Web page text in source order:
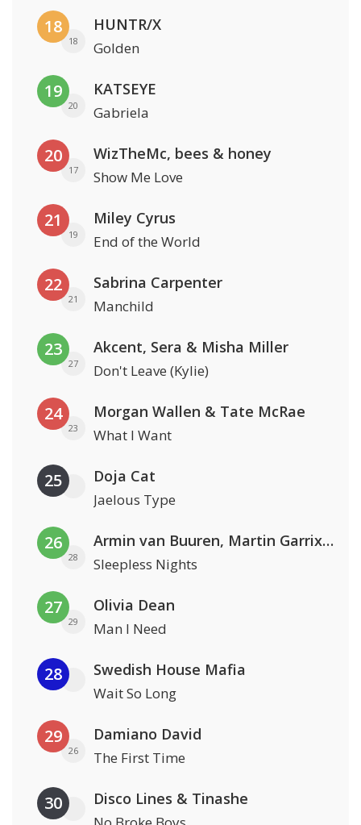
18
18
HUNTR/X
Golden
19
20
KATSEYE
Gabriela
20
17
WizTheMc, bees & honey
Show Me Love
21
19
Miley Cyrus
End of the World
22
21
Sabrina Carpenter
Manchild
23
27
Akcent, Sera & Misha Miller
Don't Leave (Kylie)
24
23
Morgan Wallen & Tate McRae
What I Want
25 Doja Cat
Jaelous Type
26
28
Armin van Buuren, Martin Garrix & Libby Whitehouse
Sleepless Nights
27
29
Olivia Dean
Man I Need
28 Swedish House Mafia
Wait So Long
29
26
Damiano David
The First Time
30 Disco Lines & Tinashe